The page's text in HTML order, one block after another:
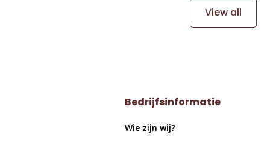
View all
Bedrijfsinformatie
Wie zijn wij?